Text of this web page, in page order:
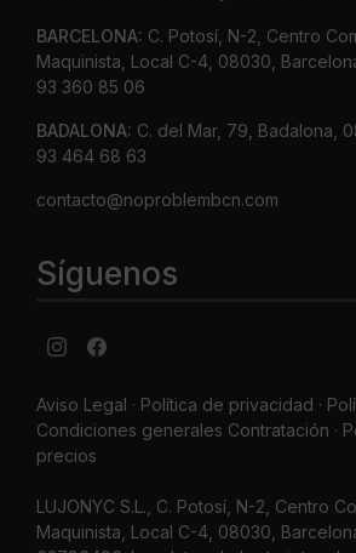
BARCELONA: C. Potosí, N-2, Centro
Maquinista, Local C-4, 08030,
93 360 85 06
BADALONA: C. del Mar, 79, Badalona,
93 464 68 63
contacto@noproblembcn.com
Síguenos
Aviso Legal · Política de privacidad ·
Condiciones generales Contratación ·
precios
LUJONYC S.L., C. Potosí, N-2, Centro
Maquinista, Local C-4, 08030,